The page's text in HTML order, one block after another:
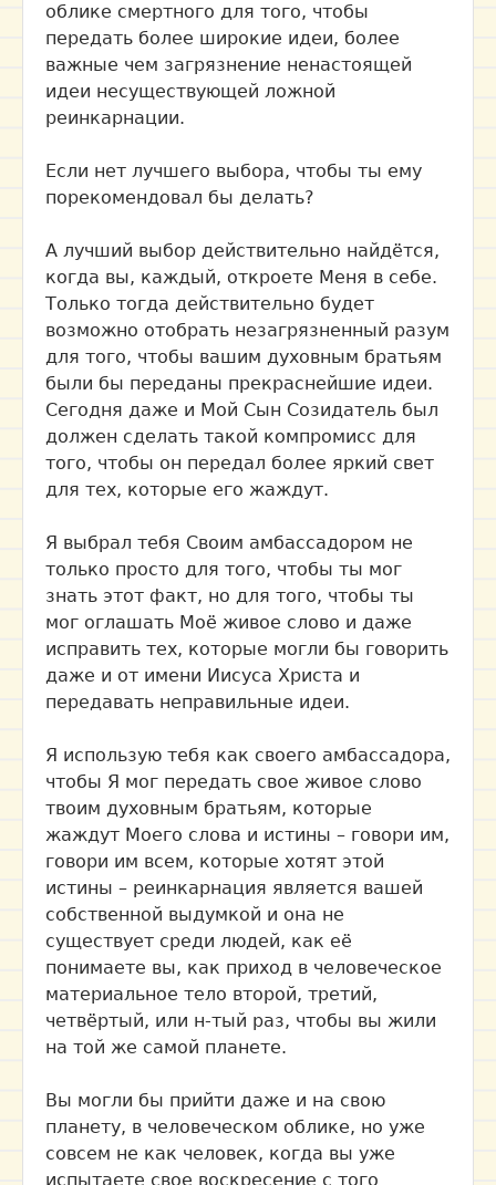
облике смертного для того, чтобы
передать более широкие идеи, более
важные чем загрязнение ненастоящей
идеи несуществующей ложной
реинкарнации.
Если нет лучшего выбора, чтобы ты ему
порекомендовал бы делать?
А лучший выбор действительно найдётся,
когда вы, каждый, откроете Меня в себе.
Только тогда действительно будет
возможно отобрать незагрязненный разум
для того, чтобы вашим духовным братьям
были бы переданы прекраснейшие идеи.
Сегодня даже и Мой Сын Созидатель был
должен сделать такой компромисс для
того, чтобы он передал более яркий свет
для тех, которые его жаждут.
Я выбрал тебя Своим амбассадором не
только просто для того, чтобы ты мог
знать этот факт, но для того, чтобы ты
мог оглашать Моё живое слово и даже
исправить тех, которые могли бы говорить
даже и от имени Иисуса Христа и
передавать неправильные идеи.
Я использую тебя как своего амбассадора,
чтобы Я мог передать свое живое слово
твоим духовным братьям, которые
жаждут Моего слова и истины – говори им,
говори им всем, которые хотят этой
истины – реинкарнация является вашей
собственной выдумкой и она не
существует среди людей, как её
понимаете вы, как приход в человеческое
материальное тело второй, третий,
четвёртый, или н-тый раз, чтобы вы жили
на той же самой планете.
Вы могли бы прийти даже и на свою
планету, в человеческом облике, но уже
совсем не как человек, когда вы уже
испытаете свое воскресение с того